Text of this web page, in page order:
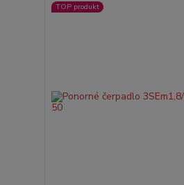
TOP produkt